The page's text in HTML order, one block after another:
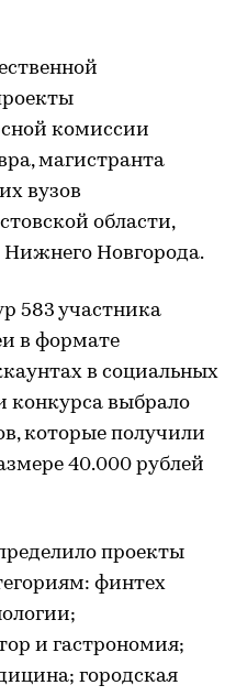
комиссии
магистранта
вузов
области,
Нижнего Новгорода.
583 участника
в формате
в социальных
конкурса выбрало
которые получили
40.000 рублей
проекты
финтех
и гастрономия;
городская